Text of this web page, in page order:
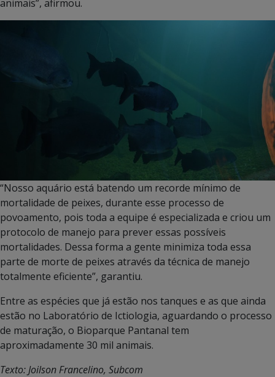
animais”, afirmou.
“Nosso aquário está batendo um recorde mínimo de
mortalidade de peixes, durante esse processo de
povoamento, pois toda a equipe é especializada e criou um
protocolo de manejo para prever essas possíveis
mortalidades. Dessa forma a gente minimiza toda essa
parte de morte de peixes através da técnica de manejo
totalmente eficiente”, garantiu.
Entre as espécies que já estão nos tanques e as que ainda
estão no Laboratório de Ictiologia, aguardando o processo
de maturação, o Bioparque Pantanal tem
aproximadamente 30 mil animais.
Texto: Joilson Francelino, Subcom